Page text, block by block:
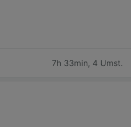
7h 33min, 4 Umst.